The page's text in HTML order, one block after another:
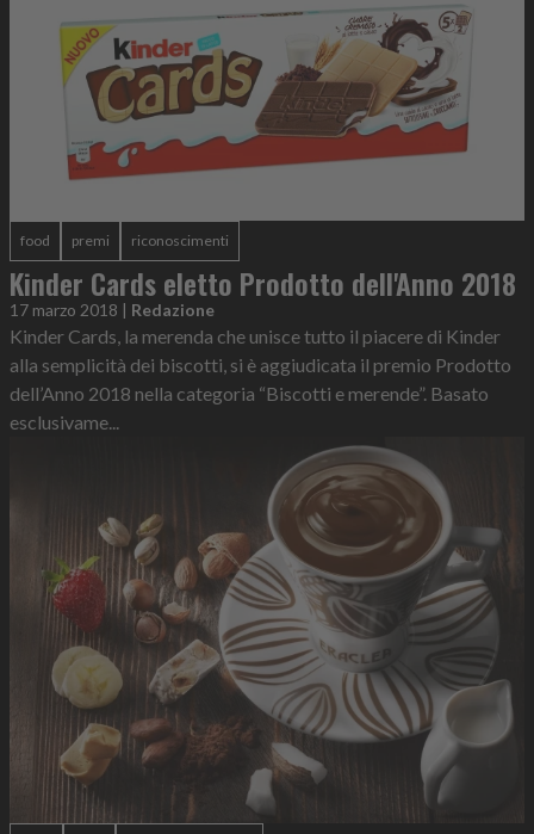
food premi riconoscimenti
Kinder Cards eletto Prodotto dell'Anno 2018
17 marzo 2018 | Redazione
Kinder Cards, la merenda che unisce tutto il piacere di Kinder
alla semplicità dei biscotti, si è aggiudicata il premio Prodotto
dell’Anno 2018 nella categoria “Biscotti e merende”. Basato
esclusivame...